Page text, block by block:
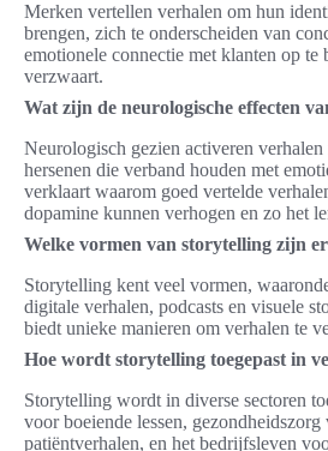
Merken vertellen verhalen om hun
brengen, zich te onderscheiden van
emotionele connectie met klanten op
verzwaart.
Wat zijn de neurologische effecten
Neurologisch gezien activeren
hersenen die verband houden met
verklaart waarom goed vertelde
dopamine kunnen verhogen en zo het
Welke vormen van storytelling zijn
Storytelling kent veel vormen,
digitale verhalen, podcasts en visuele
biedt unieke manieren om verhalen te
Hoe wordt storytelling toegepast in
Storytelling wordt in diverse sectoren
voor boeiende lessen,
patiëntverhalen, en het bedrijfsleven